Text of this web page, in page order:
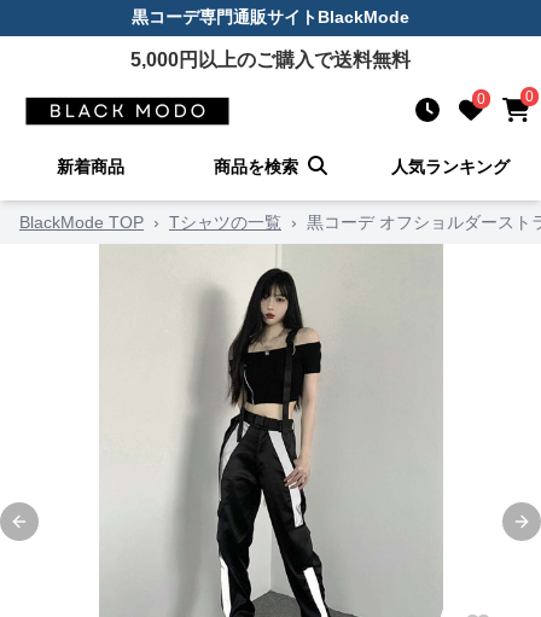
黒コーデ専門通販サイトBlackMode
5,000円以上のご購入で送料無料
0 0
新着商品 商品を検索 人気ランキング
BlackMode TOP › Tシャツの一覧 › 黒コーデ オフショルダースト
Previous slide